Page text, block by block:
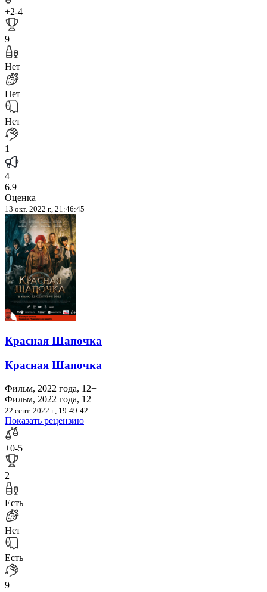
+2-4
9
Нет
Нет
Нет
1
4
6.9
Оценка
13 окт. 2022 г., 21:46:45
Красная Шапочка
Красная Шапочка
Фильм, 2022 года, 12+
Фильм, 2022 года, 12+
22 сент. 2022 г., 19:49:42
Показать рецензию
+0-5
2
Есть
Нет
Есть
9